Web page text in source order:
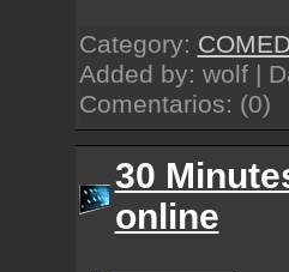
Category:
Added by: wolf |
Comentarios: (0)
30
online